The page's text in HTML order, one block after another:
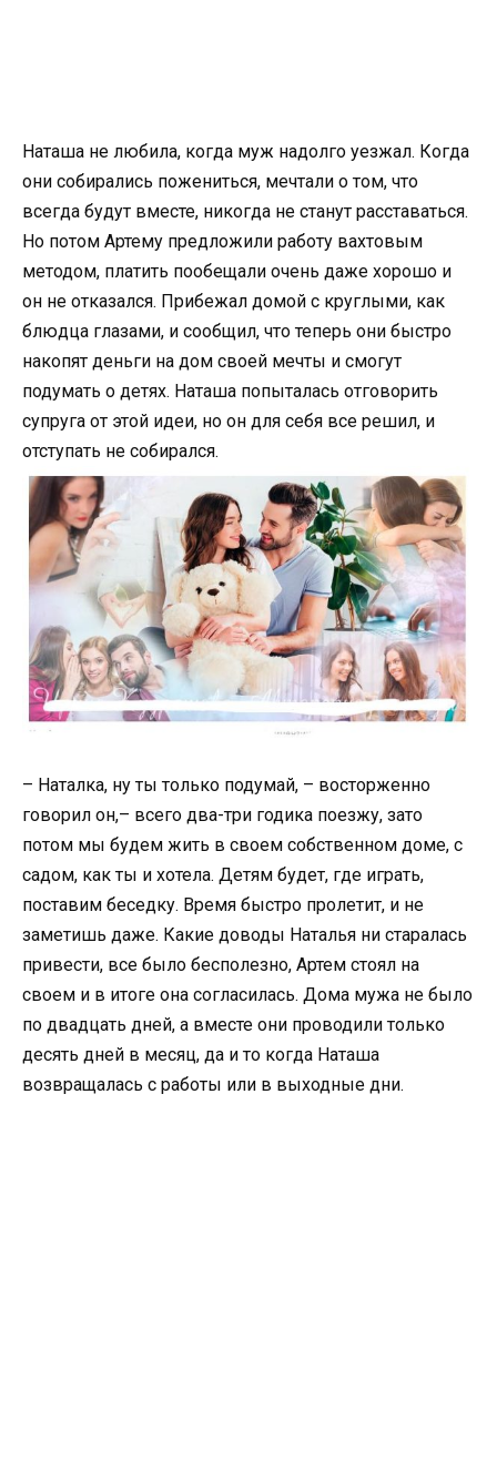
Наташа не любила, когда муж надолго уезжал. Когда
они собирались пожениться, мечтали о том, что
всегда будут вместе, никогда не станут расставаться.
Но потом Артему предложили работу вахтовым
методом, платить пообещали очень даже хорошо и
он не отказался. Прибежал домой с круглыми, как
блюдца глазами, и сообщил, что теперь они быстро
накопят деньги на дом своей мечты и смогут
подумать о детях. Наташа попыталась отговорить
супруга от этой идеи, но он для себя все решил, и
отступать не собирался.
– Наталка, ну ты только подумай, – восторженно
говорил он,– всего два-три годика поезжу, зато
потом мы будем жить в своем собственном доме, с
садом, как ты и хотела. Детям будет, где играть,
поставим беседку. Время быстро пролетит, и не
заметишь даже. Какие доводы Наталья ни старалась
привести, все было бесполезно, Артем стоял на
своем и в итоге она согласилась. Дома мужа не было
по двадцать дней, а вместе они проводили только
десять дней в месяц, да и то когда Наташа
возвращалась с работы или в выходные дни.